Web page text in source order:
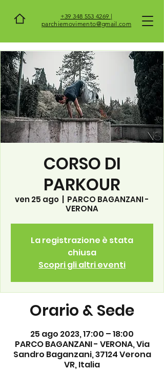
+39 348 553 4269 |
parchiemovimento@gmail.com
CORSO DI
PARKOUR
ven 25 ago
PARCO BAGANZANI -
VERONA
La registrazione è stata
chiusa
Scopri gli altri eventi
Orario & Sede
25 ago 2023, 17:00 – 18:00
PARCO BAGANZANI - VERONA, Via
Sandro Baganzani, 37124 Verona
VR, Italia